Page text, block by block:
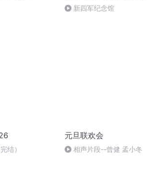
新四军纪念馆
结）
元旦联欢会
相声片段--曾健 孟小冬